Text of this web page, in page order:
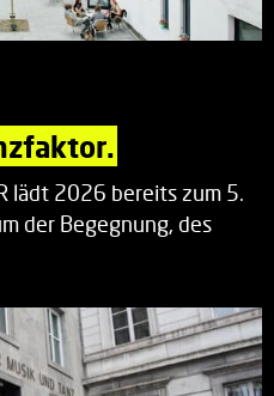
lädt 2026 bereits zum 5.
der Begegnung, des